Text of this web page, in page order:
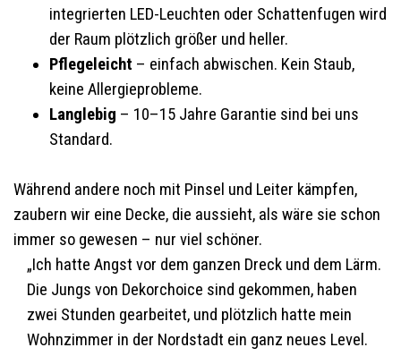
integrierten LED-Leuchten oder Schattenfugen wird
der Raum plötzlich größer und heller.
Pflegeleicht – einfach abwischen. Kein Staub,
keine Allergieprobleme.
Langlebig – 10–15 Jahre Garantie sind bei uns
Standard.
Während andere noch mit Pinsel und Leiter kämpfen,
zaubern wir eine Decke, die aussieht, als wäre sie schon
immer so gewesen – nur viel schöner.
„Ich hatte Angst vor dem ganzen Dreck und dem Lärm.
Die Jungs von Dekorchoice sind gekommen, haben
zwei Stunden gearbeitet, und plötzlich hatte mein
Wohnzimmer in der Nordstadt ein ganz neues Level.